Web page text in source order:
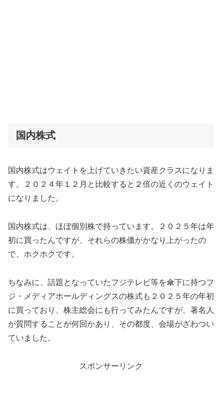
国内株式
国内株式はウェイトを上げていきたい資産クラスになりま
す。２０２４年１２月と比較すると２倍の近くのウェイト
になりました。
国内株式は、ほぼ個別株で持っています。２０２５年は年
初に買ったんですが、それらの株価がかなり上がったの
で、ホクホクです。
ちなみに、話題となっていたフジテレビ等を傘下に持つフ
ジ・メディアホールディングスの株式も２０２５年の年初
に買っており、株主総会にも行ってみたんですが、著名人
が質問することが何回かあり、その都度、会場がざわつい
ていました。
スポンサーリンク